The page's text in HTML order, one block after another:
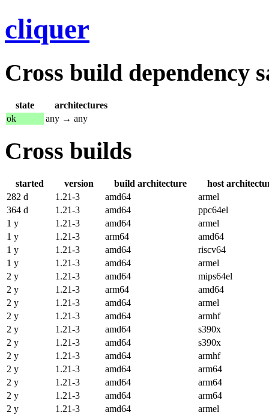
cliquer
Cross build dependency
state
architectures
ok
any → any
Cross builds
started version build architecture
host
282 d
1.21-3 amd64
armel
364 d
1.21-3 amd64
ppc64el
1 y
1.21-3 amd64
armel
1 y
1.21-3 arm64
amd64
1 y
1.21-3 amd64
riscv64
1 y
1.21-3 amd64
armel
2 y
1.21-3 amd64
mips64el
2 y
1.21-3 arm64
amd64
2 y
1.21-3 amd64
armel
2 y
1.21-3 amd64
armhf
2 y
1.21-3 amd64
s390x
2 y
1.21-3 amd64
s390x
2 y
1.21-3 amd64
armhf
2 y
1.21-3 amd64
arm64
2 y
1.21-3 amd64
arm64
2 y
1.21-3 amd64
arm64
2 y
1.21-3 amd64
armel